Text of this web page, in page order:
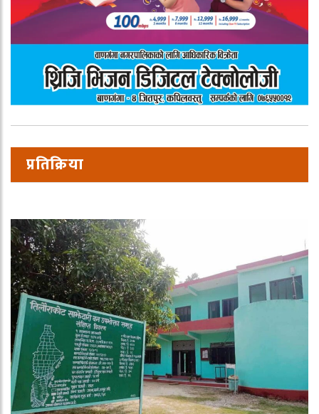
प्रतिक्रिया